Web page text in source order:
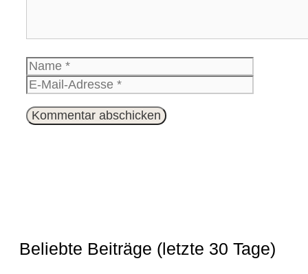
Name
Beliebte Beiträge (letzte 30 Tage)